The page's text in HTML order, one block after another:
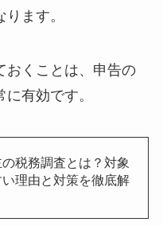
ます。
おくことは、申告の
有効です。
税務調査とは？対象
理由と対策を徹底解